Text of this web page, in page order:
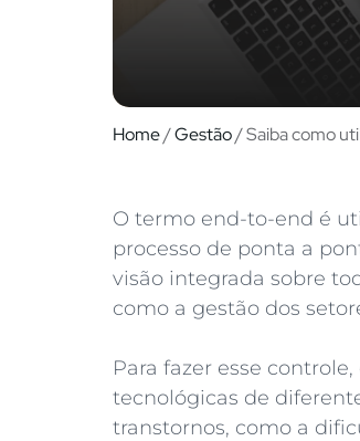
Home/Gestão/Saiba como
O termo end-to-end é
processo de ponta a
visão integrada sobre
como a gestão dos
Para fazer esse
tecnológicas de
transtornos, como a